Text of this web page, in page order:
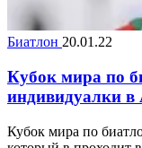
Биатлон 20.01.22
Кубок мира по
индивидуалки в
Кубок мира по